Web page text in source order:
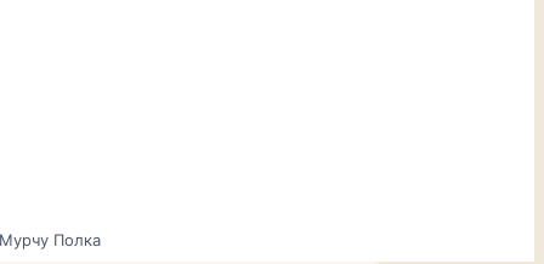
Полка